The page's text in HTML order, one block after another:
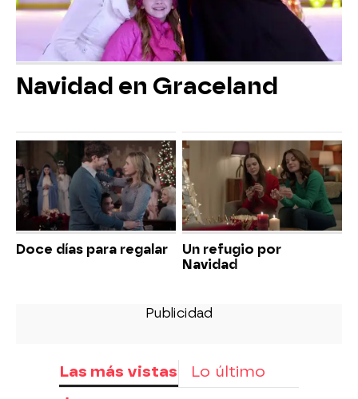
Navidad en Graceland
Doce días para regalar
Un refugio por
Navidad
Las más vistas Lo último